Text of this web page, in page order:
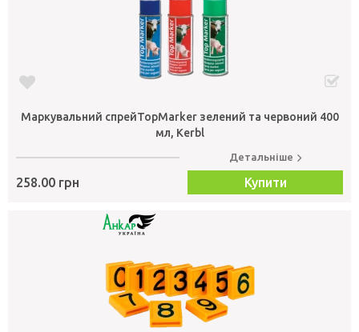
Маркувальний спрейTopMarker зелений та червоний 400
мл, Kerbl
258.00 грн
Детальніше
Купити